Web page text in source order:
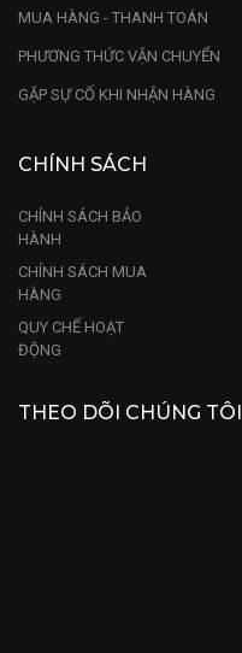
MUA HÀNG - THANH TOÁN
PHƯƠNG THỨC VẬN CHUYỂN
GẶP SỰ CỐ KHI NHẬN HÀNG
CHÍNH SÁCH
CHÍNH SÁCH BẢO
HÀNH
CHÍNH SÁCH MUA
HÀNG
QUY CHẾ HOẠT
ĐỘNG
THEO DÕI CHÚNG TÔI